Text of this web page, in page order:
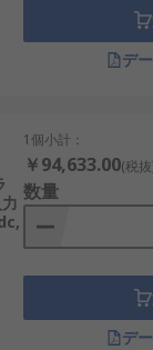
デ
1個小計：
￥94,633.00(税
数量
デ